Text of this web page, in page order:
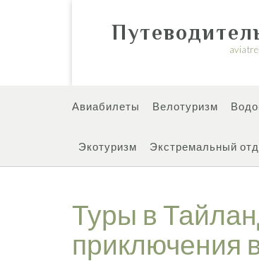
Авиабилеты Велотуризм
Экотуризм Экстремальный
Туры в
приключения